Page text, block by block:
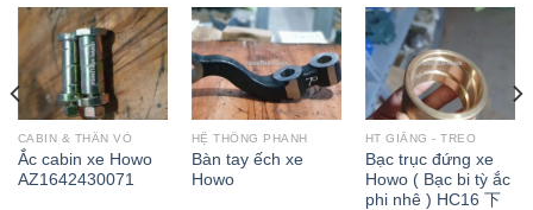
CABIN & THÂN VỎ
Ắc cabin xe Howo
AZ1642430071
HỆ THỐNG PHANH
Bàn tay ếch xe
Howo
HT GIẰNG - TREO
Bạc trục đứng xe
Howo ( Bạc bi tỳ ắc
phi nhê ) HC16 下